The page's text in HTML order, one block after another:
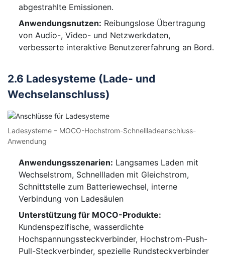
abgestrahlte Emissionen.
Anwendungsnutzen: Reibungslose Übertragung
von Audio-, Video- und Netzwerkdaten,
verbesserte interaktive Benutzererfahrung an Bord.
2.6 Ladesysteme (Lade- und
Wechselanschluss)
Ladesysteme – MOCO-Hochstrom-Schnellladeanschluss-
Anwendung
Anwendungsszenarien: Langsames Laden mit
Wechselstrom, Schnellladen mit Gleichstrom,
Schnittstelle zum Batteriewechsel, interne
Verbindung von Ladesäulen
Unterstützung für MOCO-Produkte:
Kundenspezifische, wasserdichte
Hochspannungssteckverbinder, Hochstrom-Push-
Pull-Steckverbinder, spezielle Rundsteckverbinder